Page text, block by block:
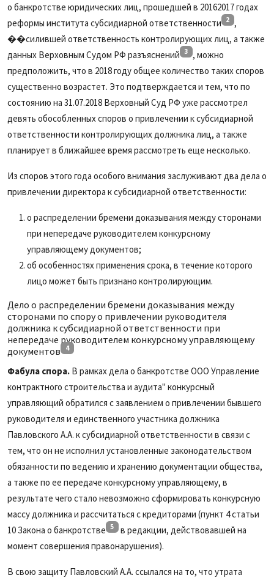
о банкротстве юридических лиц, прошедшей в 20162017 годах
реформы института субсидиарной ответственности
2 ,
��силившей ответственность контролирующих лиц, а также
данных Верховным Судом РФ разъяснений 3 , можно
предположить, что в 2018 году общее количество таких споров
существенно возрастет. Это подтверждается и тем, что по
состоянию на 31.07.2018 Верховный Суд РФ уже рассмотрел
девять обособленных споров о привлечении к субсидиарной
ответственности контролирующих должника лиц, а также
планирует в ближайшее время рассмотреть еще несколько.
Из споров этого года особого внимания заслуживают два дела о
привлечении директора к субсидиарной ответственности:
о распределении бремени доказывания между сторонами
при непередаче руководителем конкурсному
управляющему документов;
об особенностях применения срока, в течение которого
лицо может быть признано контролирующим.
Дело о распределении бремени доказывания между
сторонами по спору о привлечении руководителя
должника к субсидиарной ответственности при
непередаче руководителем конкурсному управляющему
документов
4
Фабула спора. В рамках дела о банкротстве ООО Управление
контрактного строительства и аудита" конкурсный
управляющий обратился с заявлением о привлечении бывшего
руководителя и единственного участника должника
Павловского А.А. к субсидиарной ответственности в связи с
тем, что он не исполнил установленные законодательством
обязанности по ведению и хранению документации общества,
а также по ее передаче конкурсному управляющему, в
результате чего стало невозможно сформировать конкурсную
массу должника и рассчитаться с кредиторами (пункт 4 статьи
10 Закона о банкротстве 5 в редакции, действовавшей на
момент совершения правонарушения).
В свою защиту Павловский А.А. ссылался на то, что утрата